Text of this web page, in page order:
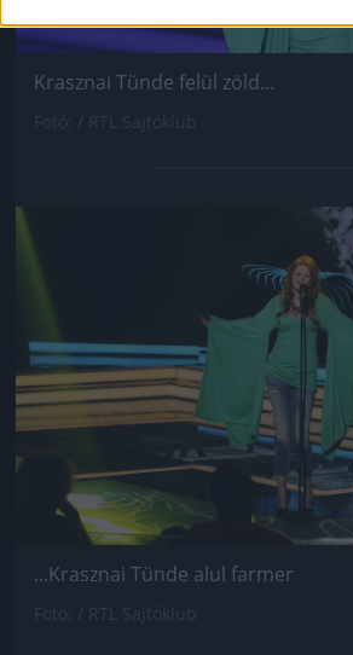
Krasznai Tünde felül zöld...
Jön még kép!
...Krasznai Tünde alul farmer